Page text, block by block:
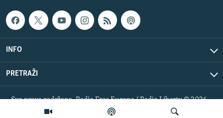
INFO
PRETRAŽI
Sva prava zadržana. Radio Free Europe / Radio Liberty © 2026
RFE/RL, Inc.